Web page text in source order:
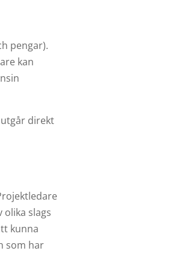
pengar).
kan
direkt
slags
kunna
som har